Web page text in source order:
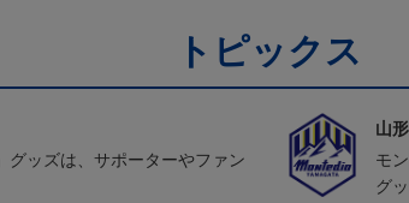
トピックス
グッズは、サポーターやファン
山形
モ
グ